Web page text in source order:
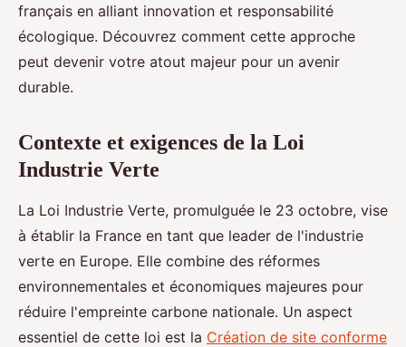
français en alliant innovation et responsabilité
écologique. Découvrez comment cette approche
peut devenir votre atout majeur pour un avenir
durable.
Contexte et exigences de la Loi
Industrie Verte
La Loi Industrie Verte, promulguée le 23 octobre, vise
à établir la France en tant que leader de l'industrie
verte en Europe. Elle combine des réformes
environnementales et économiques majeures pour
réduire l'empreinte carbone nationale. Un aspect
essentiel de cette loi est la Création de site conforme